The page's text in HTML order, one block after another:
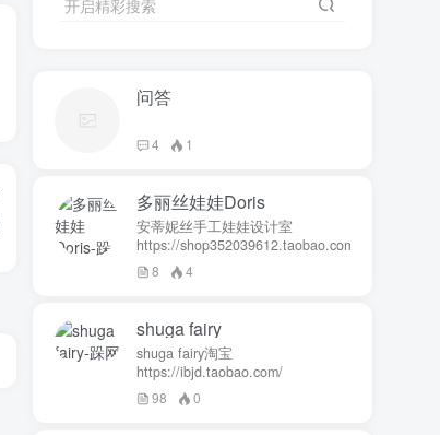
开启精彩搜索
问答
4 1
多丽丝娃娃Doris
安蒂妮丝手工娃娃设计室
https://shop352039612.taobao.com
8 4
shuga fairy
shuga fairy淘宝
https://ibjd.taobao.com/
98 0